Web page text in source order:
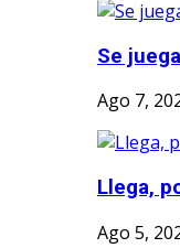
Se
Ago 7,
Llega,
Ago 5,